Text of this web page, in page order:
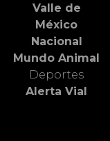
Valle de
México
Nacional
Mundo Animal
Deportes
Alerta Vial